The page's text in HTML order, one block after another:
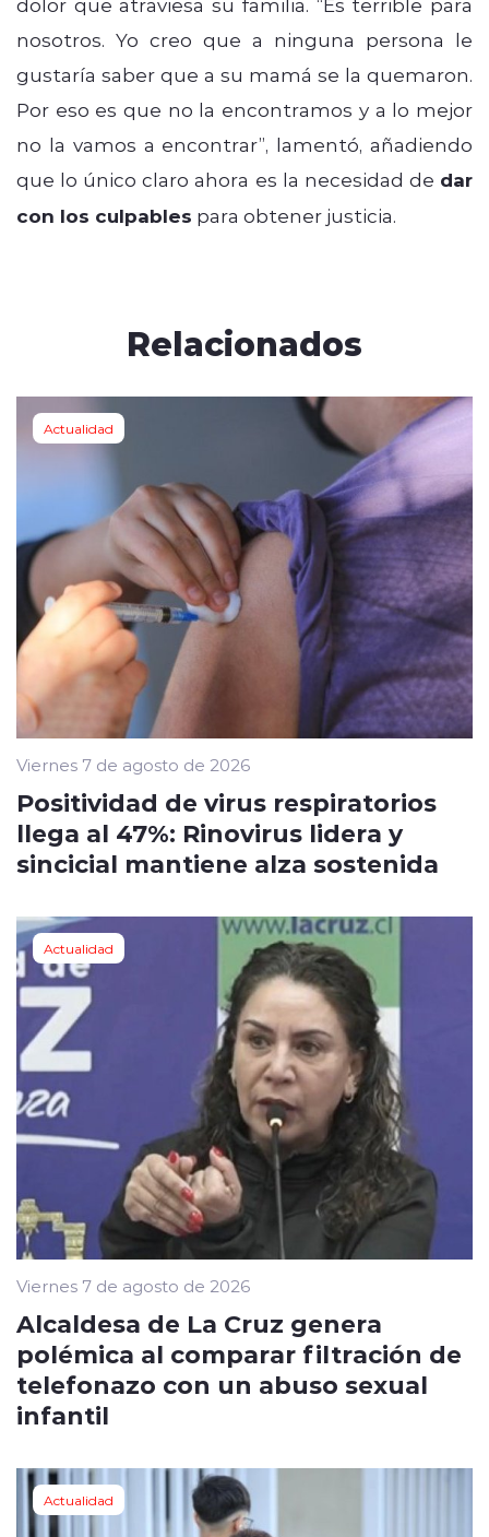
nosotros. Yo creo que a ninguna persona le
gustaría saber que a su mamá se la quemaron.
Por eso es que no la encontramos y a lo mejor
no la vamos a encontrar”, lamentó, añadiendo
que lo único claro ahora es la necesidad de dar
con los culpables para obtener justicia.
Relacionados
Actualidad
Viernes 7 de agosto de 2026
Positividad de virus respiratorios
llega al 47%: Rinovirus lidera y
sincicial mantiene alza sostenida
Actualidad
Viernes 7 de agosto de 2026
Alcaldesa de La Cruz genera
polémica al comparar filtración de
telefonazo con un abuso sexual
infantil
Actualidad